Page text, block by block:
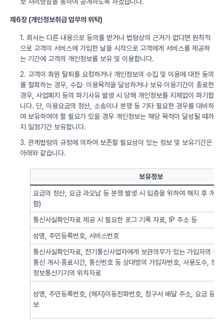
제6장 (개인정보취급 업무의 위탁)
1. 회사는 다른 내용으로 동의를 받거나 법령상의 근거가 없다면 원칙적
으로 고객이 서비스에 가입한 날을 시작으로 고객에게 서비스를 제공하
는 기간에 고객의 개인정보를 보유 및 이용합니다.
2. 고객이 회원 탈퇴를 요청하거나 개인정보의 수집 및 이용에 대한 동의
를 철회하는 경우, 수집· 이용목적을 달성하거나 보유·이용기간이 종료한
경우, 사업폐지 등의 파기사유 발생 시 당해 개인정보를 지체없이 파기합
니다. 단, 이용요금의 정산, 소송이나 분쟁 등 기타 필요한 경우를 대비하
여 보유하여야 할 필요가 있을 경우 개인정보는 해당 목적이 달성될 때까
지 일정기간 보유합니다.
3. 관계법령의 규정에 의하여 보존할 필요성이 있는 정보 및 보유기간은
아래와 같습니다.
보유정보
요금의 정산, 요금 과오납 등 분쟁 발생 시 입증을 위하여 해지 후 개인
함)
통신사실확인자료 제공 시 필요한 로그 기록 자료, IP 주소 등
성명, 주민등록번호, 서비스번호
통신사실확인자료, 전기통신사업자에게 보관의무가 있는 가입자의 전
통신 개시·종료시간, 통신번호 등 상대방의 가입자번호, 사용도수, 정
정보통신기기의 위치자료
성명, 주민등록번호, (해지)이동전화번호, 청구서 배달 주소, 요금 등
보